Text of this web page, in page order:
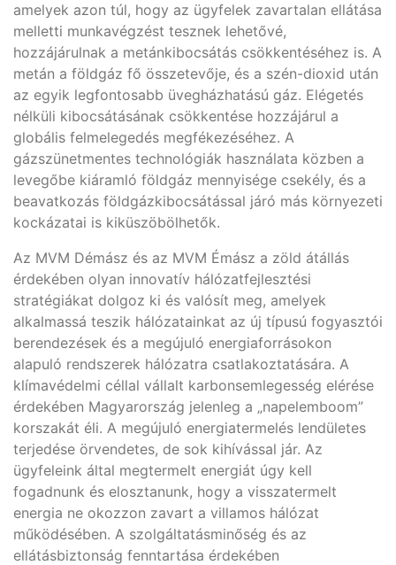
amelyek azon túl, hogy az ügyfelek zavartalan ellátása
melletti munkavégzést tesznek lehetővé,
hozzájárulnak a metánkibocsátás csökkentéséhez is. A
metán a földgáz fő összetevője, és a szén-dioxid után
az egyik legfontosabb üvegházhatású gáz. Elégetés
nélküli kibocsátásának csökkentése hozzájárul a
globális felmelegedés megfékezéséhez. A
gázszünetmentes technológiák használata közben a
levegőbe kiáramló földgáz mennyisége csekély, és a
beavatkozás földgázkibocsátással járó más környezeti
kockázatai is kiküszöbölhetők.
Az MVM Démász és az MVM Émász a zöld átállás
érdekében olyan innovatív hálózatfejlesztési
stratégiákat dolgoz ki és valósít meg, amelyek
alkalmassá teszik hálózatainkat az új típusú fogyasztói
berendezések és a megújuló energiaforrásokon
alapuló rendszerek hálózatra csatlakoztatására. A
klímavédelmi céllal vállalt karbonsemlegesség elérése
érdekében Magyarország jelenleg a „napelemboom”
korszakát éli. A megújuló energiatermelés lendületes
terjedése örvendetes, de sok kihívással jár. Az
ügyfeleink által megtermelt energiát úgy kell
fogadnunk és elosztanunk, hogy a visszatermelt
energia ne okozzon zavart a villamos hálózat
működésében. A szolgáltatásminőség és az
ellátásbiztonság fenntartása érdekében